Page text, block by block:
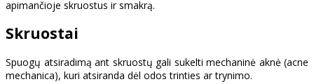
apimančioje skruostus ir smakrą.
Skruostai
Spuogų atsiradimą ant skruostų gali sukelti mechaninė aknė (acne
mechanica), kuri atsiranda dėl odos trinties ar trynimo.